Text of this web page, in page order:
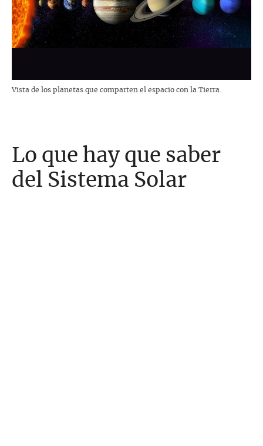
Vista de los planetas que comparten el espacio con la Tierra.
Lo que hay que saber
del Sistema Solar